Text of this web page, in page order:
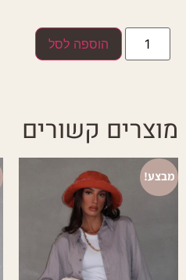
הוספה לסל
מוצרים קשורים
מבצע!